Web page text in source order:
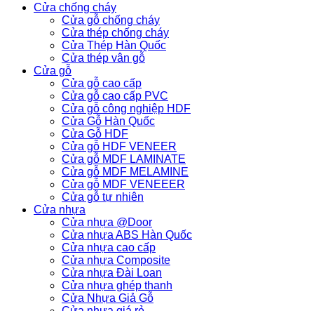
Cửa chống cháy
Cửa gỗ chống cháy
Cửa thép chống cháy
Cửa Thép Hàn Quốc
Cửa thép vân gỗ
Cửa gỗ
Cửa gỗ cao cấp
Cửa gỗ cao cấp PVC
Cửa gỗ công nghiệp HDF
Cửa Gỗ Hàn Quốc
Cửa Gỗ HDF
Cửa gỗ HDF VENEER
Cửa gỗ MDF LAMINATE
Cửa gỗ MDF MELAMINE
Cửa gỗ MDF VENEEER
Cửa gỗ tự nhiên
Cửa nhựa
Cửa nhựa @Door
Cửa nhựa ABS Hàn Quốc
Cửa nhựa cao cấp
Cửa nhựa Composite
Cửa nhựa Đài Loan
Cửa nhựa ghép thanh
Cửa Nhựa Giả Gỗ